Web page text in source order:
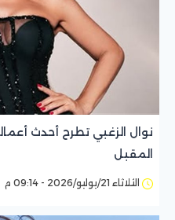
المقبل
الثلاثاء 21/يوليو/2026 - 09:14 م